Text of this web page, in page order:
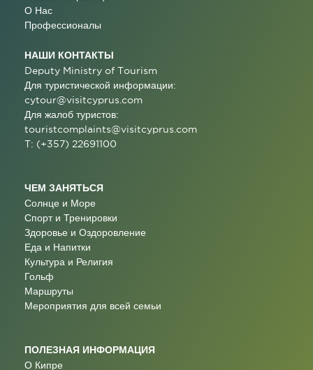
О Нас
Профессионалы
НАШИ КОНТАКТЫ
Deputy Ministry of Tourism
Для туристической информации:
cytour@visitcyprus.com
Для жалоб туристов:
touristcomplaints@visitcyprus.com
T: (+357) 22691100
ЧЕМ ЗАНЯТЬСЯ
Солнце и Море
Спорт и Тренировки
Здоровье и Оздоровление
Еда и Напитки
Культура и Религия
Гольф
Маршруты
Мероприятия для всей семьи
ПОЛЕЗНАЯ ИНФОРМАЦИЯ
О Кипре